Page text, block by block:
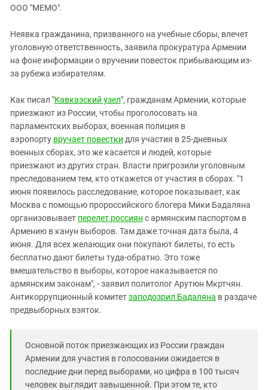
ИНАКОМЫСЛИЕ В ЧЕЧНЕ
ПРЕСЛЕДОВАНИЕ АКТИВИСТОВ
МОБИЛИЗАЦИЯ И ПРОТЕСТЫ
Дагестан
Кабардино-Балкария
Калмыкия
Краснодарский край
Российская Федерация
Ростовская область
Северная Осетия - Алания
СКФО
Чечня
Южная Осетия
Южный Кавказ
ЮФО
ООО "МЕМО".
Неявка гражданина, призванного на учебные сборы, влечет
уголовную ответственность, заявила прокуратура Армении
на фоне информации о вручении повесток прибывающим из-
за рубежа избирателям.
Как писал "Кавказский узел", гражданам Армении, которые
приезжают из России, чтобы проголосовать на
парламентских выборах, военная полиция в
аэропорту вручает повестки для участия в 25-дневных
военных сборах, это же касается и людей, которые
приезжают из других стран. Власти пригрозили уголовным
преследованием тем, кто откажется от участия в сборах. "1
июня появилось расследование, которое показывает, как
Москва с помощью пророссийского блогера Мики Бадаляна
организовывает перелет россиян с армянским паспортом в
Армению в канун выборов. Там даже точная дата была, 4
июня. Для всех желающих они покупают билеты, то есть
бесплатно дают билеты туда-обратно. Это тоже
вмешательство в выборы, которое наказывается по
армянским законам", - заявил политолог Арутюн Мкртчян.
Антикоррупционный комитетзаподозрил Бадаляна в раздаче
предвыборных взяток.
Основной поток приезжающих из России граждан
Армении для участия в голосовании ожидается в
последние дни перед выборами, но цифра в 100 тысяч
человек выглядит завышенной. При этом те, кто